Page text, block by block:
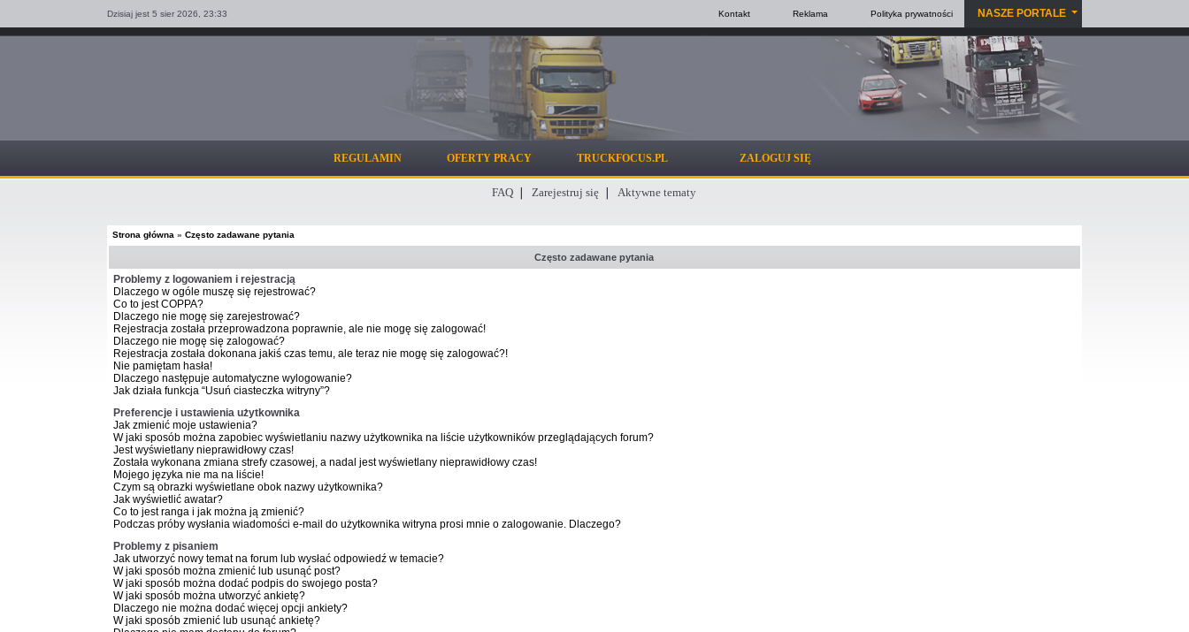
Dzisiaj jest 5 sier 2026, 23:33 Kontakt Reklama Polityka prywatności NASZE PORTALE
REGULAMIN OFERTY PRACY TRUCKFOCUS.PL ZALOGUJ SIĘ
FAQ Zarejestruj się Aktywne tematy
Strona główna » Często zadawane pytania
Często zadawane pytania
Problemy z logowaniem i rejestracją
Dlaczego w ogóle muszę się rejestrować?
Co to jest COPPA?
Dlaczego nie mogę się zarejestrować?
Rejestracja została przeprowadzona poprawnie, ale nie mogę się zalogować!
Dlaczego nie mogę się zalogować?
Rejestracja została dokonana jakiś czas temu, ale teraz nie mogę się zalogować?!
Nie pamiętam hasła!
Dlaczego następuje automatyczne wylogowanie?
Jak działa funkcja “Usuń ciasteczka witryny”?
Preferencje i ustawienia użytkownika
Jak zmienić moje ustawienia?
W jaki sposób można zapobiec wyświetlaniu nazwy użytkownika na liście użytkowników przeglądających forum?
Jest wyświetlany nieprawidłowy czas!
Została wykonana zmiana strefy czasowej, a nadal jest wyświetlany nieprawidłowy czas!
Mojego języka nie ma na liście!
Czym są obrazki wyświetlane obok nazwy użytkownika?
Jak wyświetlić awatar?
Co to jest ranga i jak można ją zmienić?
Podczas próby wysłania wiadomości e-mail do użytkownika witryna prosi mnie o zalogowanie. Dlaczego?
Problemy z pisaniem
Jak utworzyć nowy temat na forum lub wysłać odpowiedź w temacie?
W jaki sposób można zmienić lub usunąć post?
W jaki sposób można dodać podpis do swojego posta?
W jaki sposób można utworzyć ankietę?
Dlaczego nie można dodać więcej opcji ankiety?
W jaki sposób zmienić lub usunąć ankietę?